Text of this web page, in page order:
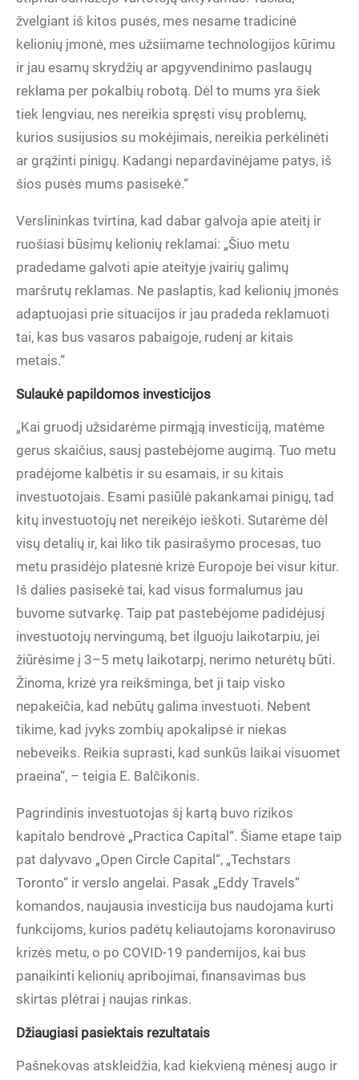
žvelgiant iš kitos pusės, mes nesame tradicinė
kelionių įmonė, mes užsiimame technologijos kūrimu
ir jau esamų skrydžių ar apgyvendinimo paslaugų
reklama per pokalbių robotą. Dėl to mums yra šiek
tiek lengviau, nes nereikia spręsti visų problemų,
kurios susijusios su mokėjimais, nereikia perkėlinėti
ar grąžinti pinigų. Kadangi nepardavinėjame patys, iš
šios pusės mums pasisekė.“
Verslininkas tvirtina, kad dabar galvoja apie ateitį ir
ruošiasi būsimų kelionių reklamai: „Šiuo metu
pradedame galvoti apie ateityje įvairių galimų
maršrutų reklamas. Ne paslaptis, kad kelionių įmonės
adaptuojasi prie situacijos ir jau pradeda reklamuoti
tai, kas bus vasaros pabaigoje, rudenį ar kitais
metais.“
Sulaukė papildomos investicijos
„Kai gruodį užsidarėme pirmąją investiciją, matėme
gerus skaičius, sausį pastebėjome augimą. Tuo metu
pradėjome kalbėtis ir su esamais, ir su kitais
investuotojais. Esami pasiūlė pakankamai pinigų, tad
kitų investuotojų net nereikėjo ieškoti. Sutarėme dėl
visų detalių ir, kai liko tik pasirašymo procesas, tuo
metu prasidėjo platesnė krizė Europoje bei visur kitur.
Iš dalies pasisekė tai, kad visus formalumus jau
buvome sutvarkę. Taip pat pastebėjome padidėjusį
investuotojų nervingumą, bet ilguoju laikotarpiu, jei
žiūrėsime į 3–5 metų laikotarpį, nerimo neturėtų būti.
Žinoma, krizė yra reikšminga, bet ji taip visko
nepakeičia, kad nebūtų galima investuoti. Nebent
tikime, kad įvyks zombių apokalipsė ir niekas
nebeveiks. Reikia suprasti, kad sunkūs laikai visuomet
praeina“, – teigia E. Balčikonis.
Pagrindinis investuotojas šį kartą buvo rizikos
kapitalo bendrovė „Practica Capital“. Šiame etape taip
pat dalyvavo „Open Circle Capital“, „Techstars
Toronto“ ir verslo angelai. Pasak „Eddy Travels“
komandos, naujausia investicija bus naudojama kurti
funkcijoms, kurios padėtų keliautojams koronaviruso
krizės metu, o po COVID-19 pandemijos, kai bus
panaikinti kelionių apribojimai, finansavimas bus
skirtas plėtrai į naujas rinkas.
Džiaugiasi pasiektais rezultatais
Pašnekovas atskleidžia, kad kiekvieną mėnesį augo ir